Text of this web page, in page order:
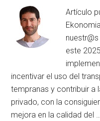
Artículo
este
incentivar el uso del
tempranas y contribuir a
privado, con la
mejora en la calidad del …